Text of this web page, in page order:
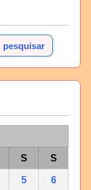
S S
5 6